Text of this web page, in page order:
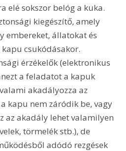
elé sokszor belóg a kuka.
kiegészítő, amely
embereket, állatokat és
csukódásakor.
érzékelők (elektronikus
a feladatot a kapuk
akadályozza az
kapu nem záródik be, vagy
az akadály lehet valamilyen
törmelék stb.), de
adódó rezgések